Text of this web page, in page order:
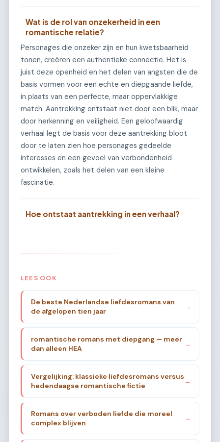
Wat is de rol van onzekerheid in een
romantische relatie?
Personages die onzeker zijn en hun kwetsbaarheid
tonen, creëren een authentieke connectie. Het is
juist deze openheid en het delen van angsten die de
basis vormen voor een echte en diepgaande liefde,
in plaats van een perfecte, maar oppervlakkige
match. Aantrekking ontstaat niet door een blik, maar
door herkenning en veiligheid. Een geloofwaardig
verhaal legt de basis voor deze aantrekking bloot
door te laten zien hoe personages gedeelde
interesses en een gevoel van verbondenheid
ontwikkelen, zoals het delen van een kleine
fascinatie.
Hoe ontstaat aantrekking in een verhaal?
LEES OOK
De beste Nederlandse liefdesromans van
de afgelopen tien jaar
→
romantische romans met diepgang — meer
dan alleen HEA
→
Vergelijking: klassieke liefdesromans versus
hedendaagse romantische fictie
→
Romans over verboden liefde die moreel
complex blijven
→